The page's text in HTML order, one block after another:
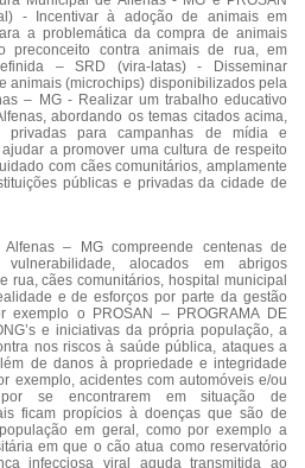
- Incentivar à adoção de animais em
a problemática da compra de animais
preconceito contra animais de rua, em
– SRD (vira-latas) - Disseminar
animais (microchips) disponibilizados pela
– MG - Realizar um trabalho educativo
abordando os temas citados acima,
privadas para campanhas de mídia e
a promover uma cultura de respeito
com cães comunitários, amplamente
públicas e privadas da cidade de
– MG compreende centenas de
alocados em abrigos
rua, cães comunitários, hospital municipal
e de esforços por parte da gestão
exemplo o PROSAN – PROGRAMA DE
e iniciativas da própria população, a
nos riscos à saúde pública, ataques a
de danos à propriedade e integridade
exemplo, acidentes com automóveis e/ou
por se encontrarem em situação de
ficam propícios à doenças que são de
em geral, como por exemplo a
em que o cão atua como reservatório
infecciosa viral aguda transmitida ao